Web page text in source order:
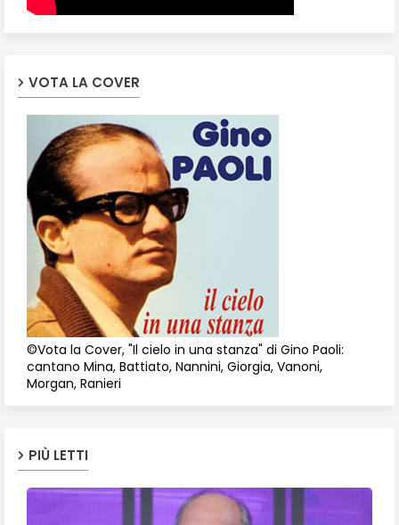
VOTA LA COVER
©Vota la Cover, "Il cielo in una stanza" di Gino Paoli:
cantano Mina, Battiato, Nannini, Giorgia, Vanoni,
Morgan, Ranieri
PIÙ LETTI